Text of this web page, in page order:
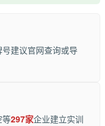
建议官网查询或导
等297家企业建立实训